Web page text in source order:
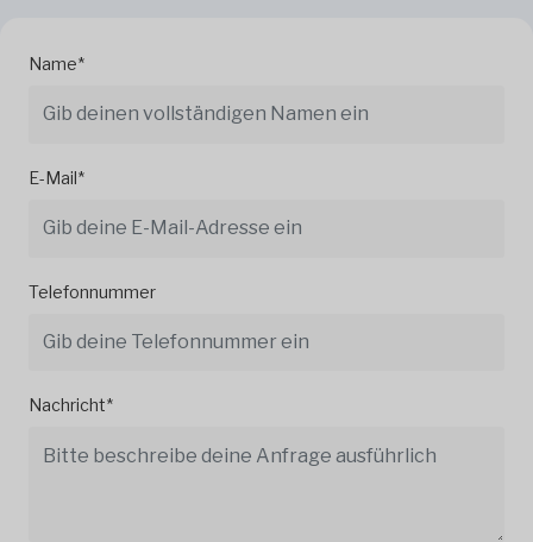
Name*
E-Mail*
Telefonnummer
Nachricht*